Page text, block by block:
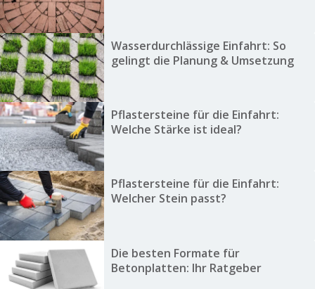
Wasserdurchlässige Einfahrt: So
gelingt die Planung & Umsetzung
Pflastersteine für die Einfahrt:
Welche Stärke ist ideal?
Pflastersteine für die Einfahrt:
Welcher Stein passt?
Die besten Formate für
Betonplatten: Ihr Ratgeber